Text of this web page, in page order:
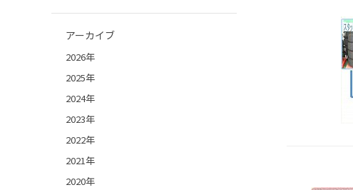
アーカイブ
2026年
2025年
2024年
2023年
2022年
2021年
2020年